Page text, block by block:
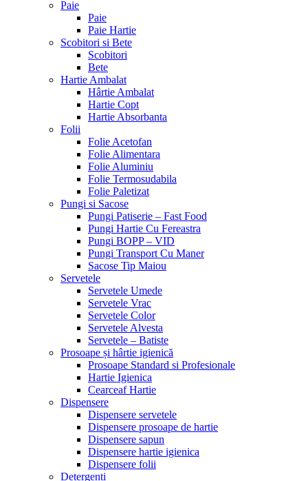
Paie
Paie
Paie Hartie
Scobitori si Bete
Scobitori
Bete
Hartie Ambalat
Hârtie Ambalat
Hartie Copt
Hartie Absorbanta
Folii
Folie Acetofan
Folie Alimentara
Folie Aluminiu
Folie Termosudabila
Folie Paletizat
Pungi si Sacose
Pungi Patiserie – Fast Food
Pungi Hartie Cu Fereastra
Pungi BOPP – VID
Pungi Transport Cu Maner
Sacose Tip Maiou
Servetele
Servetele Umede
Servetele Vrac
Servetele Color
Servetele Alvesta
Servetele – Batiste
Prosoape și hârtie igienică
Prosoape Standard si Profesionale
Hartie Igienica
Cearceaf Hartie
Dispensere
Dispensere servetele
Dispensere prosoape de hartie
Dispensere sapun
Dispensere hartie igienica
Dispensere folii
Detergenti